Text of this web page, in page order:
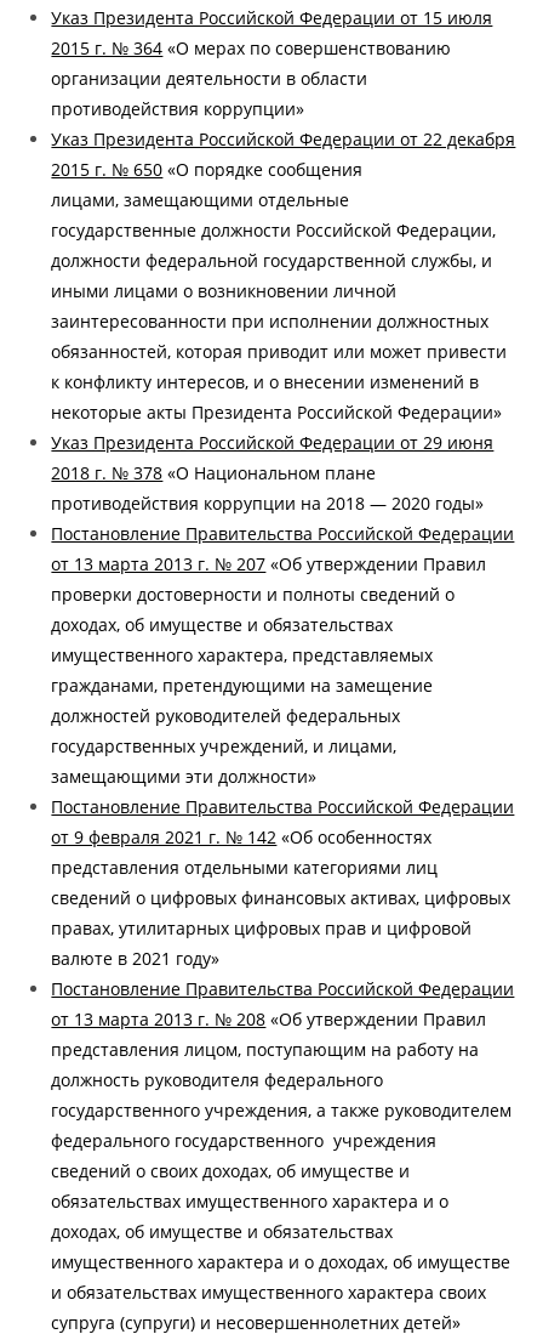
Указ Президента Российской Федерации от 15 июля
2015 г. № 364 «О мерах по совершенствованию
организации деятельности в области
противодействия коррупции»
Указ Президента Российской Федерации от 22 декабря
2015 г. № 650 «О порядке сообщения
лицами, замещающими отдельные
государственные должности Российской Федерации,
должности федеральной государственной службы, и
иными лицами о возникновении личной
заинтересованности при исполнении должностных
обязанностей, которая приводит или может привести
к конфликту интересов, и о внесении изменений в
некоторые акты Президента Российской Федерации»
Указ Президента Российской Федерации от 29 июня
2018 г. № 378 «О Национальном плане
противодействия коррупции на 2018 — 2020 годы»
Постановление Правительства Российской Федерации
от 13 марта 2013 г. № 207 «Об утверждении Правил
проверки достоверности и полноты сведений о
доходах, об имуществе и обязательствах
имущественного характера, представляемых
гражданами, претендующими на замещение
должностей руководителей федеральных
государственных учреждений, и лицами,
замещающими эти должности»
Постановление Правительства Российской Федерации
от 9 февраля 2021 г. № 142 «Об особенностях
представления отдельными категориями лиц
сведений о цифровых финансовых активах, цифровых
правах, утилитарных цифровых прав и цифровой
валюте в 2021 году»
Постановление Правительства Российской Федерации
от 13 марта 2013 г. № 208 «Об утверждении Правил
представления лицом, поступающим на работу на
должность руководителя федерального
государственного учреждения, а также руководителем
федерального государственного учреждения
сведений о своих доходах, об имуществе и
обязательствах имущественного характера и о
доходах, об имуществе и обязательствах
имущественного характера и о доходах, об имуществе
и обязательствах имущественного характера своих
супруга (супруги) и несовершеннолетних детей»